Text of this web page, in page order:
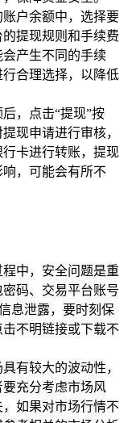
账户余额中，选择要
提现规则和手续费
产生不同的手续
合理选择，以降低
，点击“提现”按
现申请进行审核，
卡进行转账，提现
，可能会有所不
程中，安全问题是重
码、交易平台账号
息泄露，要时刻保
不明链接或下载不
有较大的波动性，
充分考虑市场风
如果对市场行情不